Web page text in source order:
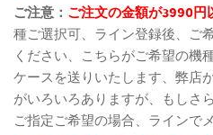
ご注意： ご注文の金額が3990円
種ご選択可、ライン登録後、ご
ください、こちらがご希望の機
ケースを送りいたします、弊店
がいろいろありますが、もしさ
ご指定ご希望の場合、ラインで